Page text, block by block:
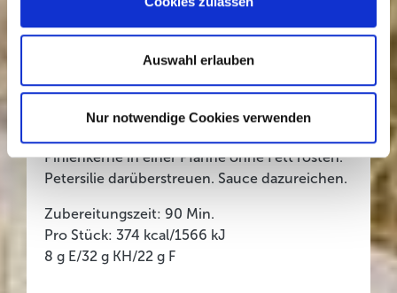
Auswahl erlauben
Nur notwendige Cookies verwenden
rundherum anbraten. Restliche Brühe
zugießen, aufkochen, bei milder Hitze
zugedeckt ca. 35 Min. schmoren. Rouladen
Saucenbinder nach Packungsanleitung
binden. Schmand unterrühren, salzen,
Pinienkerne in einer Pfanne ohne Fett rösten.
Petersilie darüberstreuen. Sauce dazureichen.
Zubereitungszeit: 90 Min.
Pro Stück: 374 kcal/1566 kJ
8 g E/32 g KH/22 g F